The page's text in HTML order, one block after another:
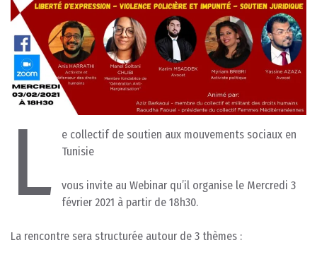
L
e collectif de soutien aux mouvements sociaux en
Tunisie
vous invite au Webinar qu’il organise le Mercredi 3
février 2021 à partir de 18h30.
La rencontre sera structurée autour de 3 thèmes :